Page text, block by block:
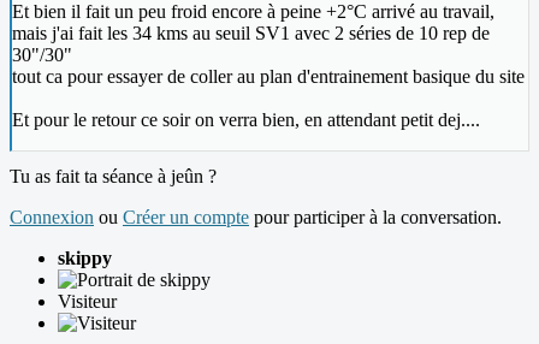
Et bien il fait un peu froid encore à peine +2°C arrivé au travail,
mais j'ai fait les 34 kms au seuil SV1 avec 2 séries de 10 rep de
30"/30"
tout ca pour essayer de coller au plan d'entrainement basique du site
Et pour le retour ce soir on verra bien, en attendant petit dej....
Tu as fait ta séance à jeûn ?
Connexion ou Créer un compte pour participer à la conversation.
skippy
Visiteur